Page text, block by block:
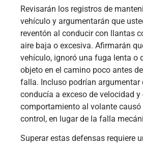
Revisarán los registros de
vehículo y argumentarán que
reventón al conducir con llantas
aire baja o excesiva. Afirmarán
vehículo, ignoró una fuga lenta o
objeto en el camino poco antes
falla. Incluso podrían argumentar
conducía a exceso de velocidad
comportamiento al volante causó
control, en lugar de la falla
Superar estas defensas requiere